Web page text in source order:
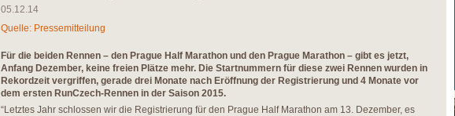
05.12.14
Quelle: Pressemitteilung
Für die beiden Rennen – den Prague Half Marathon und den Prague Marathon – gibt es jetzt,
Anfang Dezember, keine freien Plätze mehr. Die Startnummern für diese zwei Rennen wurden in
Rekordzeit vergriffen, gerade drei Monate nach Eröffnung der Registrierung und 4 Monate vor
dem ersten RunCzech-Rennen in der Saison 2015.
“Letztes Jahr schlossen wir die Registrierung für den Prague Half Marathon am 13. Dezember, es